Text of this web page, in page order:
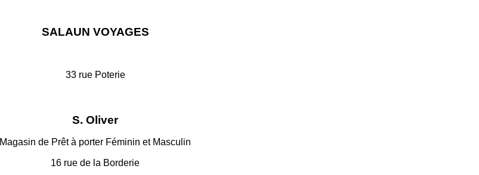
S. Oliver
Magasin de Prêt à porter Féminin et Masculin
16 rue de la Borderie
Sur internet
SALAUN VOYAGES
33 rue Poterie
Sur internet